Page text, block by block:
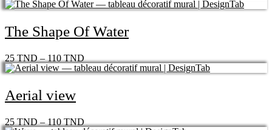
The Shape Of Water
25TND–110TND
Aerial view
25TND–110TND